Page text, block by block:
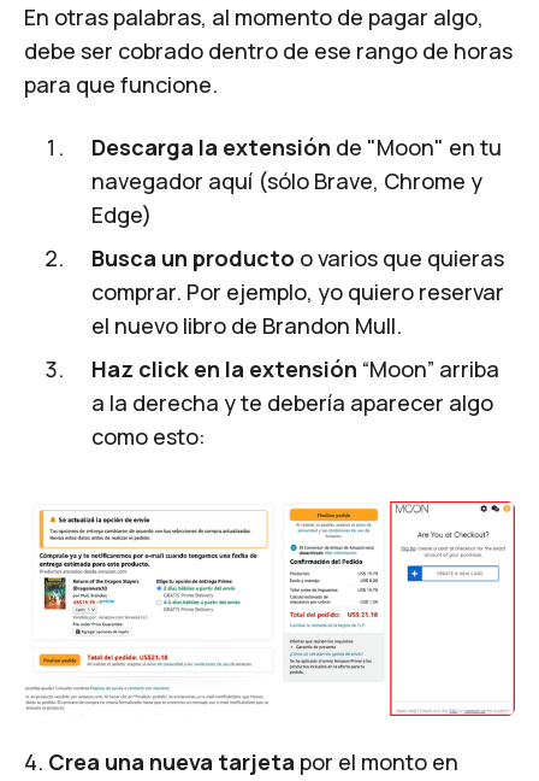
En otras palabras, al momento de pagar algo,
debe ser cobrado dentro de ese rango de horas
para que funcione.
Descarga la extensión de "Moon" en tu
navegador aquí (sólo Brave, Chrome y
Edge)
Busca un producto o varios que quieras
comprar. Por ejemplo, yo quiero reservar
el nuevo libro de Brandon Mull.
Haz click en la extensión “Moon” arriba
a la derecha y te debería aparecer algo
como esto:
4. Crea una nueva tarjeta por el monto en